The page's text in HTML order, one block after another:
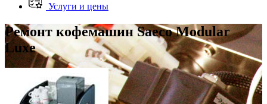
Услуги и цены
Ремонт кофемашин Saeco Modular
Luxe